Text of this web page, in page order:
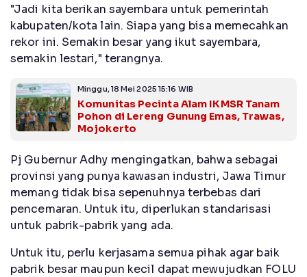
"Jadi kita berikan sayembara untuk pemerintah
kabupaten/kota lain. Siapa yang bisa memecahkan
rekor ini. Semakin besar yang ikut sayembara,
semakin lestari," terangnya.
Minggu, 18 Mei 2025 15:16 WIB
Komunitas Pecinta Alam IKMSR Tanam
Pohon di Lereng Gunung Emas, Trawas,
Mojokerto
Pj Gubernur Adhy mengingatkan, bahwa sebagai
provinsi yang punya kawasan industri, Jawa Timur
memang tidak bisa sepenuhnya terbebas dari
pencemaran. Untuk itu, diperlukan standarisasi
untuk pabrik-pabrik yang ada.
Untuk itu, perlu kerjasama semua pihak agar baik
pabrik besar maupun kecil dapat mewujudkan FOLU